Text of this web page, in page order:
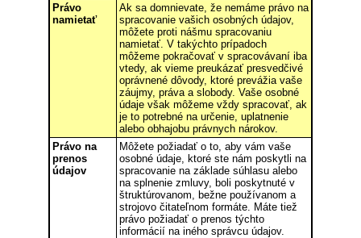
Právo
namietať
Ak sa domnievate, že nemáme právo na
spracovanie vašich osobných údajov,
môžete proti nášmu spracovaniu
namietať. V takýchto prípadoch
môžeme pokračovať v spracovávaní iba
vtedy, ak vieme preukázať presvedčivé
oprávnené dôvody, ktoré prevážia vaše
záujmy, práva a slobody. Vaše osobné
údaje však môžeme vždy spracovať, ak
je to potrebné na určenie, uplatnenie
alebo obhajobu právnych nárokov.
Právo na
prenos
údajov
Môžete požiadať o to, aby vám vaše
osobné údaje, ktoré ste nám poskytli na
spracovanie na základe súhlasu alebo
na splnenie zmluvy, boli poskytnuté v
štruktúrovanom, bežne používanom a
strojovo čitateľnom formáte. Máte tiež
právo požiadať o prenos týchto
informácií na iného správcu údajov.